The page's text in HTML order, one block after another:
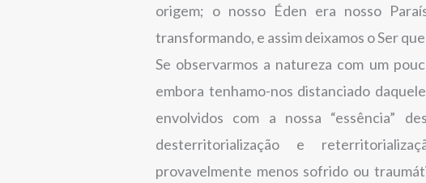
origem; o nosso Éden era nosso
transformando, e assim deixamos o Ser
Se observarmos a natureza com um
embora tenhamo-nos distanciado
envolvidos com a nossa “essência”
desterritorialização e
provavelmente menos sofrido ou